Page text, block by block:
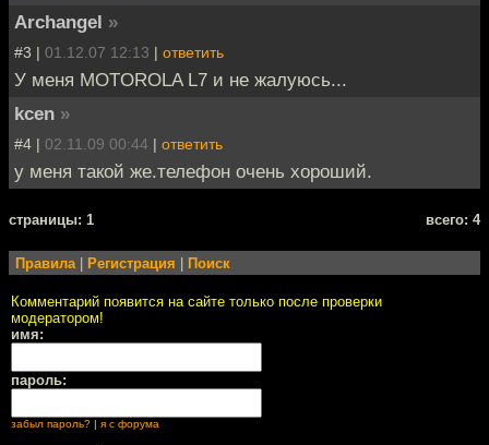
Archangel »
#3 | 01.12.07 12:13 | ответить
У меня MOTOROLA L7 и не жалуюсь...
kcen »
#4 | 02.11.09 00:44 | ответить
у меня такой же.телефон очень хороший.
cтраницы: 1 всего: 4
Правила| Регистрация Поиск
Комментарий появится на сайте только после проверки
модератором!
имя:
пароль:
забыл пароль? | я с форума